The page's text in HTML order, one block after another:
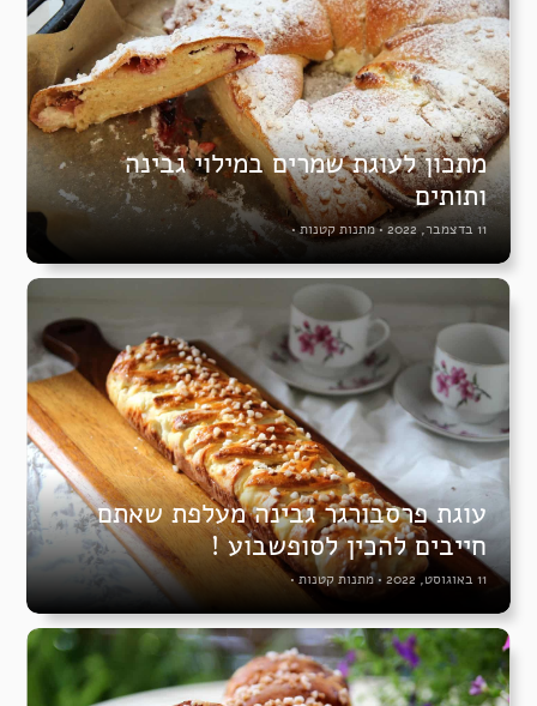
מתכון לעוגת שמרים במילוי גבינה
ותותים
11 בדצמבר, 2022 •מתנות קטנות•
עוגת פרסבורגר גבינה מעלפת שאתם
חייבים להכין לסופשבוע !
11 באוגוסט, 2022 • מתנות קטנות •